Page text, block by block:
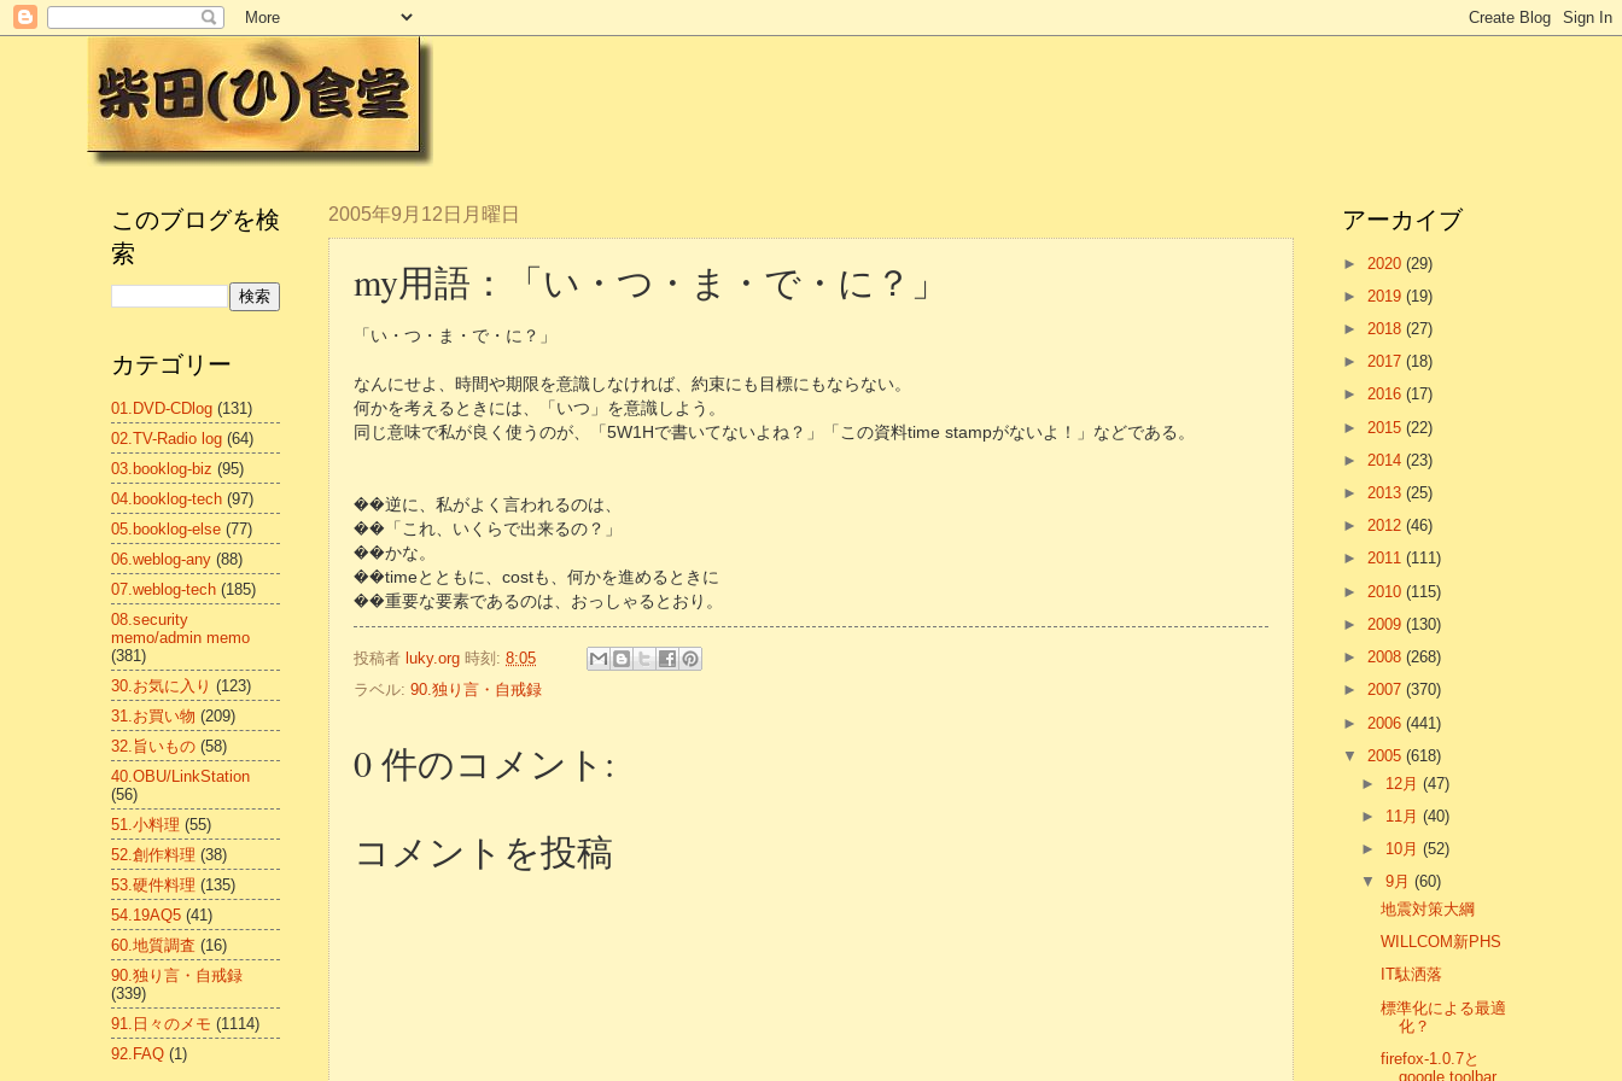
2005年9月12日月曜日
my用語：「い・つ・ま・で・に？」
「い・つ・ま・で・に？」
なんにせよ、時間や期限を意識しなければ、約束にも目標にもならない。
何かを考えるときには、「いつ」を意識しよう。
同じ意味で私が良く使うのが、「5W1Hで書いてないよね？」「この資料time stampがないよ！」などである。
��逆に、私がよく言われるのは、
��「これ、いくらで出来るの？」
��かな。
��timeとともに、costも、何かを進めるときに
��重要な要素であるのは、おっしゃるとおり。
投稿者 luky.org 時刻: 8:05
ラベル: 90.独り言・自戒録
0 件のコメント:
コメントを投稿
このブログを検
索
カテゴリー
01.DVD-CDlog (131)
02.TV-Radio log (64)
03.booklog-biz (95)
04.booklog-tech (97)
05.booklog-else (77)
06.weblog-any (88)
07.weblog-tech (185)
08.security
memo/admin memo
(381)
30.お気に入り (123)
31.お買い物 (209)
32.旨いもの (58)
40.OBU/LinkStation
(56)
51.小料理 (55)
52.創作料理 (38)
53.硬件料理 (135)
54.19AQ5 (41)
60.地質調査 (16)
90.独り言・自戒録
(339)
91.日々のメモ (1114)
92.FAQ (1)
アーカイブ
► 2020 (29)
► 2019 (19)
► 2018 (27)
► 2017 (18)
► 2016 (17)
► 2015 (22)
► 2014 (23)
► 2013 (25)
► 2012 (46)
► 2011 (111)
► 2010 (115)
► 2009 (130)
► 2008 (268)
► 2007 (370)
► 2006 (441)
▼ 2005 (618)
► 12月(47)
► 11月(40)
► 10月(52)
▼9月(60)
地震対策大綱
WILLCOM新PHS
IT駄洒落
標準化による最適
化？
firefox-1.0.7と
google toolbar